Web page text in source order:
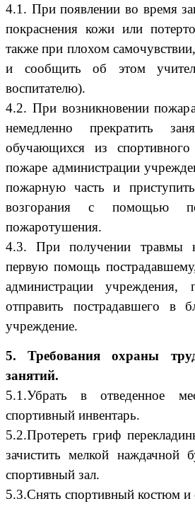
4.1. При появлении во время
покраснения кожи или
также при плохом
и сообщить об этом
воспитателю).
4.2. При возникновении
немедленно прекратить
обучающихся из
пожаре администрации
пожарную часть и
возгорания с помощью
пожаротушения.
4.3. При получении травмы
первую помощь
администрации учреждения,
отправить пострадавшего в
учреждение.
5. Требования охраны
занятий.
5.1.Убрать в отведенное
спортивный инвентарь.
5.2.Протереть гриф
зачистить мелкой наждачной
спортивный зал.
5.3.Снять спортивный костюм и